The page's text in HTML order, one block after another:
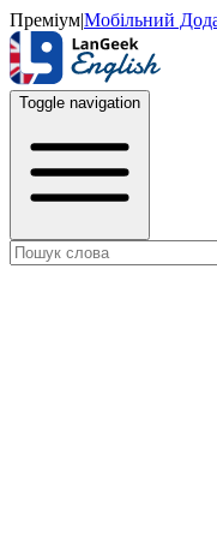
Преміум|Мобільний
Toggle navigation